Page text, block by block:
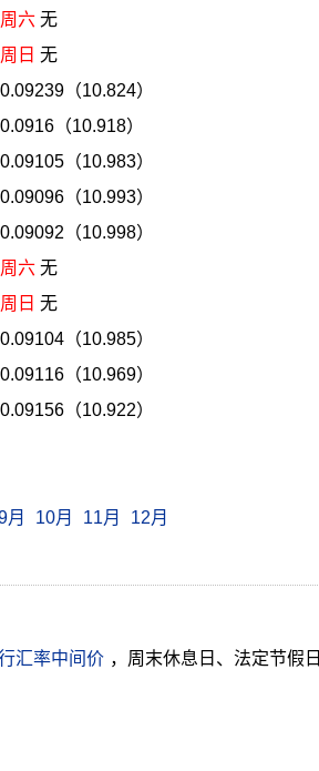
周六无
周日 无
（10.824）
（10.918）
（10.983）
（10.993）
（10.998）
周六无
周日 无
（10.985）
（10.969）
（10.922）
月 10月 11月
12月
汇率中间价 ，周末休息日、法定节假日